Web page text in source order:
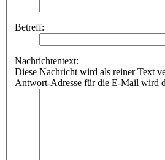
Betreff:
Nachrichtentext:
Diese Nachricht wird als reiner Text
Antwort-Adresse für die E-Mail wird